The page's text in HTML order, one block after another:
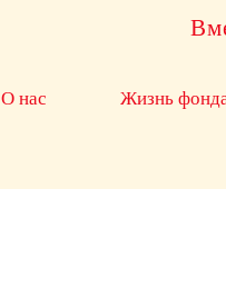
О нас Жизнь